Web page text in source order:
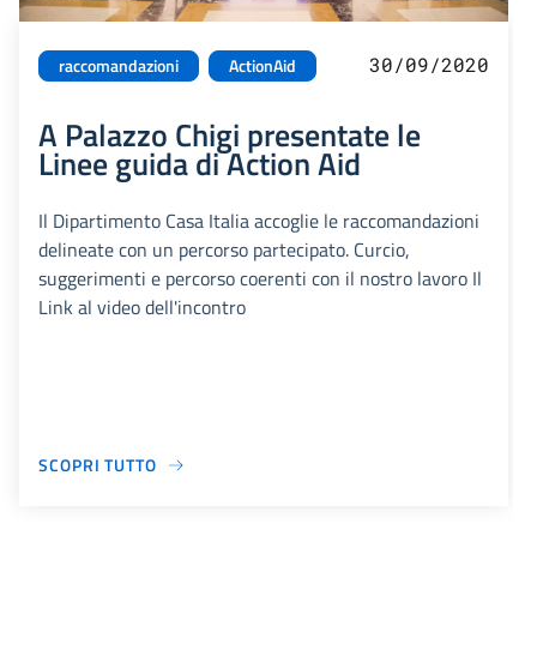
raccomandazioni ActionAid 30/09/2020
A Palazzo Chigi presentate le
Linee guida di Action Aid
Il Dipartimento Casa Italia accoglie le raccomandazioni
delineate con un percorso partecipato. Curcio,
suggerimenti e percorso coerenti con il nostro lavoro Il
Link al video dell'incontro
SCOPRI TUTTO